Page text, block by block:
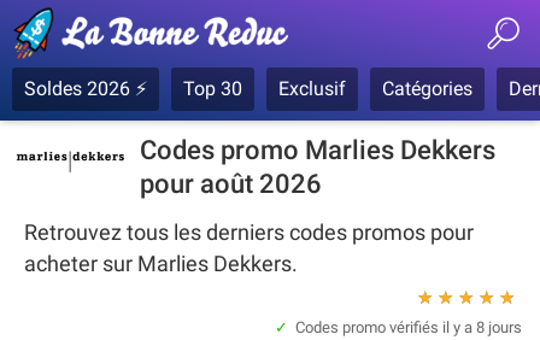
Soldes 2026 ⚡ Top 30 Exclusif Catégories
Codes promo Marlies Dekkers
pour août 2026
Retrouvez tous les derniers codes promos pour
acheter sur Marlies Dekkers.
★
★
★
★
★
Codes promo vérifiés il y a 8 jours